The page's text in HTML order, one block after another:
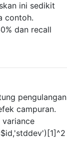
ini sedikit
contoh.
dan recall
pengulangan
campuran.